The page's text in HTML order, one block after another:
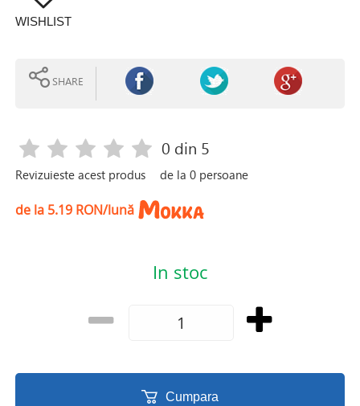
WISHLIST
SHARE
Revizuieste acest produs
0 din 5
de la0 persoane
de la 5.19 RON/lună
In stoc
Cumpara